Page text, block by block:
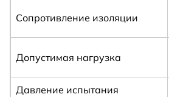
Сопротивление изоляции
Допустимая нагрузка
Давление испытания